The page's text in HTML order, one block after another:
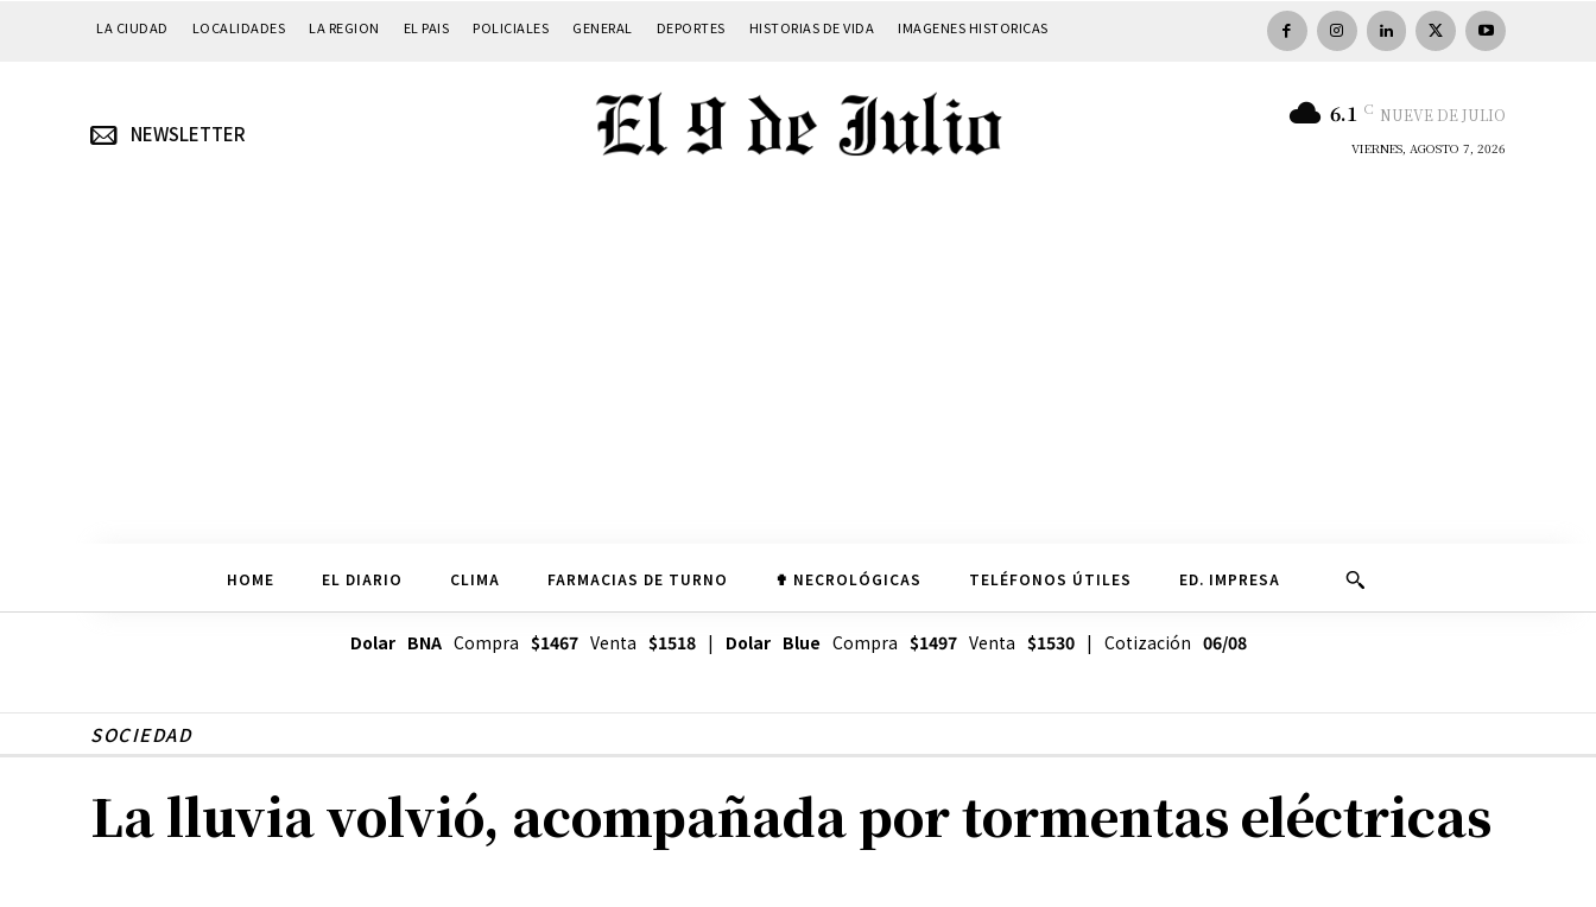
LA CIUDAD LOCALIDADES LA REGION EL PAIS POLICIALES GENERAL DEPORTES HISTORIAS DE VIDA IMAGENES HISTORICAS
NEWSLETTER
6.1 C NUEVE DE JULIO
VIERNES, AGOSTO 7, 2026
HOME EL DIARIO CLIMA FARMACIAS DE TURNO ✟ NECROLÓGICAS TELÉFONOS ÚTILES ED. IMPRESA
Dolar BNACompra $1467Venta $1518| Dolar Blue Compra $1497Venta $1530| Cotización 06/08
SOCIEDAD
La lluvia volvió, acompañada por tormentas eléctricas